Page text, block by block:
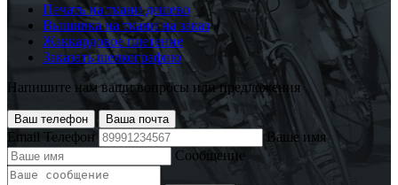
Печать на ткани дешево
Вышивка на ткани на заказ
Жаккардовое плетение
Заказать шелкографию
Напишите нам ваши вопросы или предложения
Ваш телефон Ваша почта
Email Телефон
Ваше имя
Сообщение